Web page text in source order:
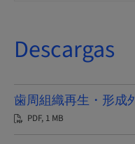
Descargas
歯周組織再生・形成
PDF, 1 MB